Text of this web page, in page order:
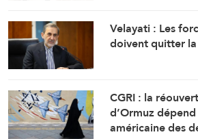
Velayati : Les
doivent quitter
CGRI : la
d’Ormuz
américaine des